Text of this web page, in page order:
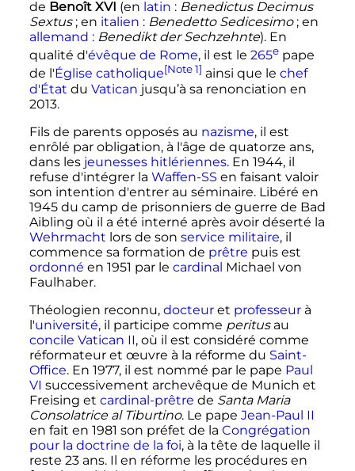
de Benoît XVI (en latin : Benedictus Decimus
Sextus ; en italien : Benedetto Sedicesimo ; en
allemand : Benedikt der Sechzehnte). En
qualité d'évêque de Rome, il est le 265epape
de l'Église catholique[Note 1] ainsi que le chef
d'État du Vatican jusqu’à sa renonciation en
2013.
Fils de parents opposés au nazisme, il est
enrôlé par obligation, à l'âge de quatorze ans,
dans les jeunesses hitlériennes. En 1944, il
refuse d'intégrer la Waffen-SS en faisant valoir
son intention d'entrer au séminaire. Libéré en
1945 du camp de prisonniers de guerre de Bad
Aibling où il a été interné après avoir déserté la
Wehrmacht lors de son service militaire, il
commence sa formation de prêtre puis est
ordonné en 1951 par le cardinal Michael von
Faulhaber.
Théologien reconnu, docteuret professeurà
l'université, il participe comme peritusau
concile Vatican II, où il est considéré comme
réformateur et œuvre à la réforme du Saint-
Office. En 1977, il est nommé par le pape Paul
VI successivement archevêque de Munich et
Freising et cardinal-prêtre de Santa Maria
Consolatrice al Tiburtino. Le pape Jean-Paul II
en fait en 1981 son préfet de la Congrégation
pour la doctrine de la foi, à la tête de laquelle il
reste 23 ans. Il en réforme les procédures en